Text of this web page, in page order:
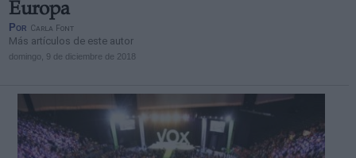
Europa
Por Carla Font
Más artículos de este autor
domingo, 9 de diciembre de 2018